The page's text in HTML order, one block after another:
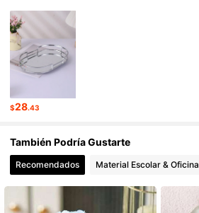
$28.43
También Podría Gustarte
Recomendados Material Escolar & Oficina